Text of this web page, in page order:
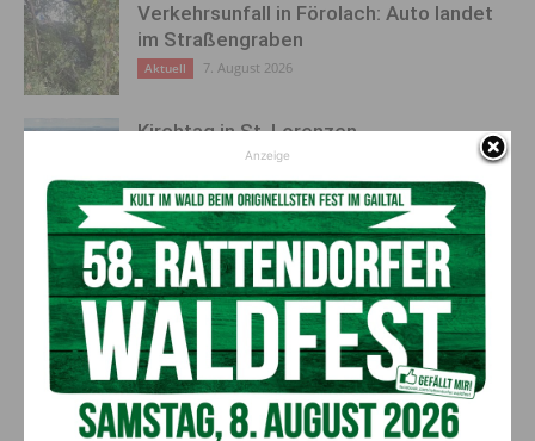
Verkehrsunfall in Förolach: Auto landet
im Straßengraben
Aktuell 7. August 2026
Kirchtag in St. Lorenzen
6. August 2026
50 Liter Kraftstoff ausgetreten:
Feuerwehreinsatz in Möderndorf
Aktuell 5. August 2026
Anzeige
Anzeige